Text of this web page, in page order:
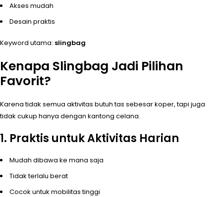
Akses mudah
Desain praktis
Keyword utama: slingbag
Kenapa Slingbag Jadi Pilihan
Favorit?
Karena tidak semua aktivitas butuh tas sebesar koper, tapi juga
tidak cukup hanya dengan kantong celana.
1. Praktis untuk Aktivitas Harian
Mudah dibawa ke mana saja
Tidak terlalu berat
Cocok untuk mobilitas tinggi